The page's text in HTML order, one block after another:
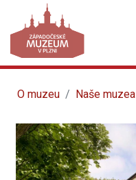
O muzeu Naše muzea